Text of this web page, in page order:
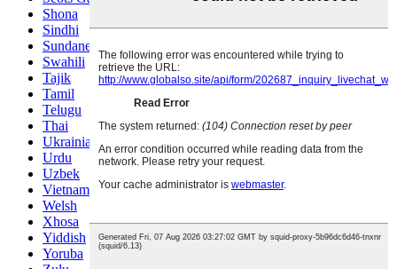
Shona
Sindhi
Sundanese
Swahili
Tajik
Tamil
Telugu
Thai
Ukrainian
Urdu
Uzbek
Vietnamese
Welsh
Xhosa
Yiddish
Yoruba